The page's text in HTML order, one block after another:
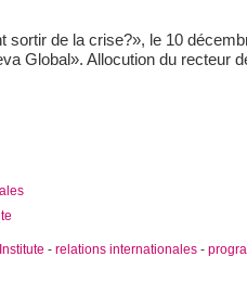
sortir de la crise?», le 10
Global». Allocution du recteur
- relations internationales -